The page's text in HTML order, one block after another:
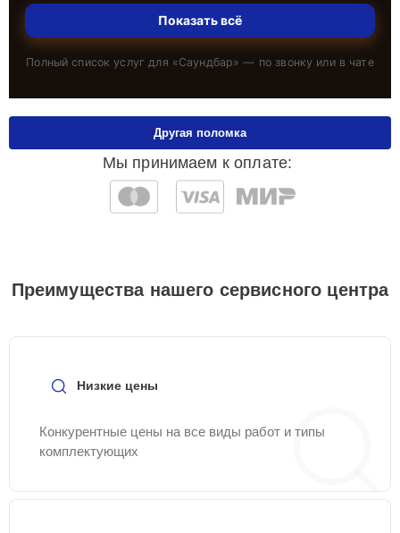
Показать всё
Полный список услуг для «Саундбар» — по звонку или в чате
Мы принимаем к оплате:
Другая поломка
Преимущества нашего сервисного центра
Низкие цены
Конкурентные цены на все виды работ и типы
комплектующих